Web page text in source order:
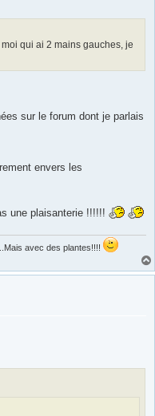
qui ai 2 mains gauches, je
sur le forum dont je parlais
envers les
une plaisanterie !!!!!!
avec des plantes!!!!